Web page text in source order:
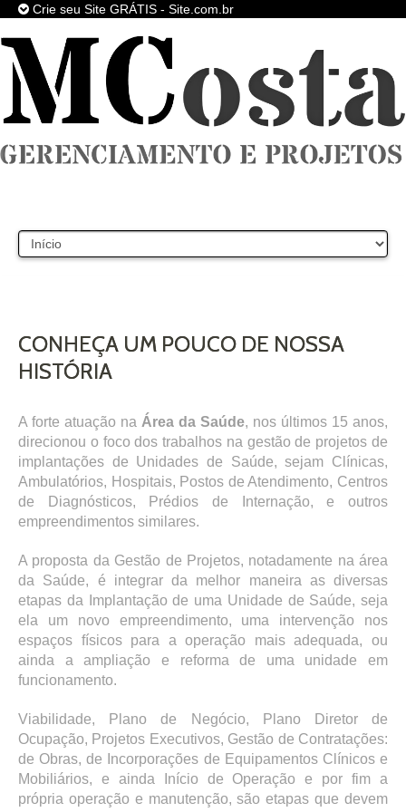
CONHEÇA UM POUCO DE NOSSA
HISTÓRIA
A forte atuação na Área da Saúde, nos últimos 15 anos,
direcionou o foco dos trabalhos na gestão de projetos de
implantações de Unidades de Saúde, sejam Clínicas,
Ambulatórios, Hospitais, Postos de Atendimento, Centros
de Diagnósticos, Prédios de Internação, e outros
empreendimentos similares.
A proposta da Gestão de Projetos, notadamente na área
da Saúde, é integrar da melhor maneira as diversas
etapas da Implantação de uma Unidade de Saúde, seja
ela um novo empreendimento, uma intervenção nos
espaços físicos para a operação mais adequada, ou
ainda a ampliação e reforma de uma unidade em
funcionamento.
Viabilidade, Plano de Negócio, Plano Diretor de
Ocupação, Projetos Executivos, Gestão de Contratações:
de Obras, de Incorporações de Equipamentos Clínicos e
Mobiliários, e ainda Início de Operação e por fim a
própria operação e manutenção, são etapas que devem
Crie seu Site GRÁTIS - Site.com.br
SITEGRÁTIS,
FREEWEBSITE
HOSTING
FREE EMAIL, FREE SSL, NO
WEBSITE ADS !
START YOUR FREE HOSTING
NOW